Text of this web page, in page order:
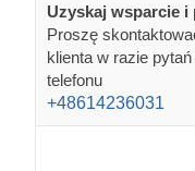
Uzyskaj wsparcie i
Proszę
klienta w razie
telefonu
+48614236031